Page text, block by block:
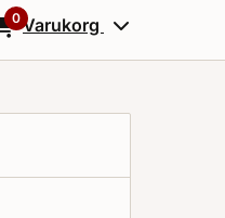
0Varukorg